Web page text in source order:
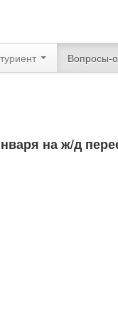
Вопросы-
на ж/д